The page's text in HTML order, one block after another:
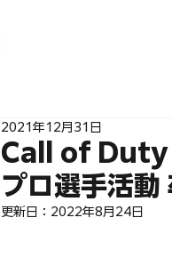
Call of Duty
プロ選手活動
2021年12月31日
更新日： 2022年8月24日